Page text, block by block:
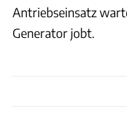
Antriebseinsatz
Generator jobt.